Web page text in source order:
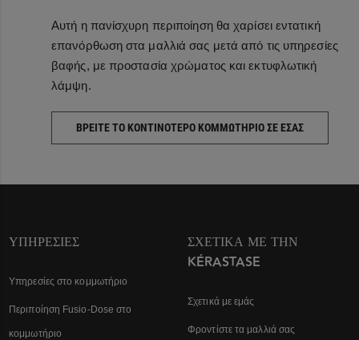
Αυτή η πανίσχυρη περιποίηση θα χαρίσει εντατική
επανόρθωση στα μαλλιά σας μετά από τις υπηρεσίες
βαφής, με προστασία χρώματος και εκτυφλωτική
λάμψη.
ΒΡΕΙΤΕ ΤΟ ΚΟΝΤΙΝΟΤΕΡΟ ΚΟΜΜΩΤΗΡΙΟ ΣΕ ΕΣΑΣ
ΥΠΗΡΕΣΊΕΣ
Υπηρεσίες στο κομμωτήριο
Περιποίηση Fusio-Dose στο
κομμωτήριο
ΣΧΕΤΙΚΆ ΜΕ ΤΗΝ
KÉRASTASE
Σχετικά με εμάς
Φροντίστε τα μαλλιά σας